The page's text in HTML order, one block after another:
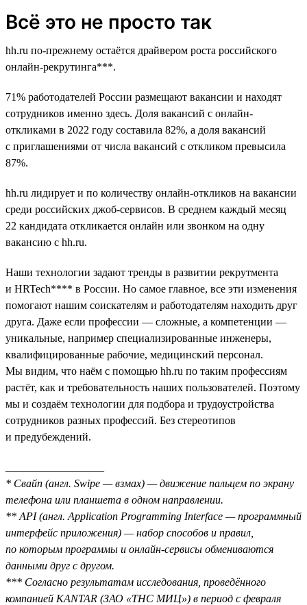
Всё это не просто так
hh.ru по-прежнему остаётся драйвером роста российского
онлайн-рекрутинга***.
71% работодателей России размещают вакансии и находят
сотрудников именно здесь. Доля вакансий с онлайн-
откликами в 2022 году составила 82%, а доля вакансий
с приглашениями от числа вакансий с откликом превысила
87%.
hh.ru лидирует и по количеству онлайн-откликов на вакансии
среди российских джоб-сервисов. В среднем каждый месяц
22 кандидата откликается онлайн или звонком на одну
вакансию с hh.ru.
Наши технологии задают тренды в развитии рекрутмента
и HRTech**** в России. Но самое главное, все эти изменения
помогают нашим соискателям и работодателям находить друг
друга. Даже если профессии — сложные, а компетенции —
уникальные, например специализированные инженеры,
квалифицированные рабочие, медицинский персонал.
Мы видим, что наём с помощью hh.ru по таким профессиям
растёт, как и требовательность наших пользователей. Поэтому
мы и создаём технологии для подбора и трудоустройства
сотрудников разных профессий. Без стереотипов
и предубеждений.
* Свайп (англ. Swipe — взмах) — движение пальцем по экрану
телефона или планшета в одном направлении.
** API (англ. Application Programming Interface — программный
интерфейс приложения) — набор способов и правил,
по которым программы и онлайн-сервисы обмениваются
данными друг с другом.
*** Согласно результатам исследования, проведённого
компанией KANTAR (ЗАО «ТНС МИЦ») в период с февраля